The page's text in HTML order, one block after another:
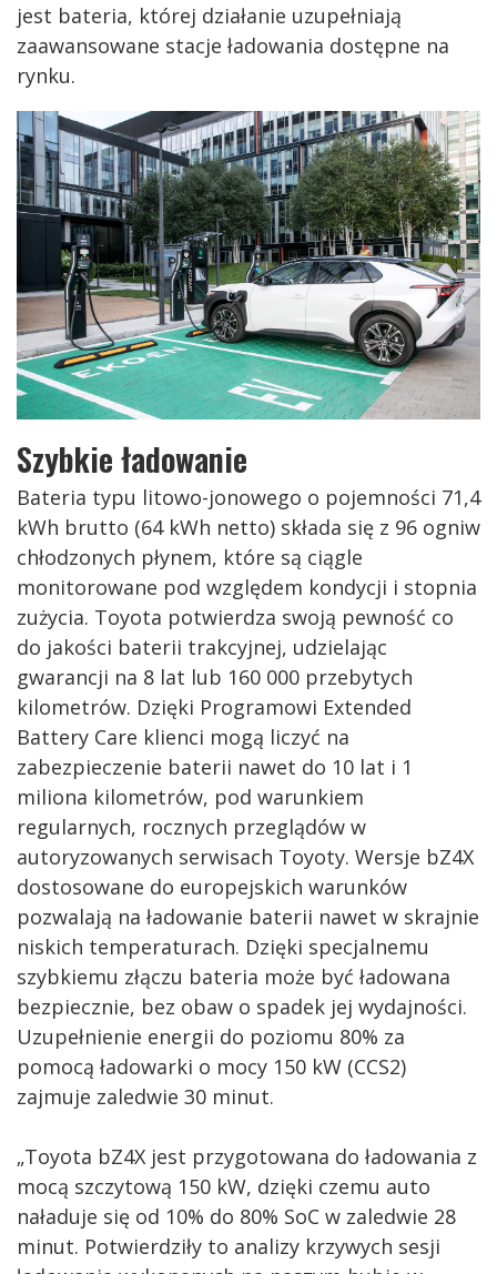
jest bateria, której działanie uzupełniają
zaawansowane stacje ładowania dostępne na
rynku.
Szybkie ładowanie
Bateria typu litowo-jonowego o pojemności 71,4
kWh brutto (64 kWh netto) składa się z 96 ogniw
chłodzonych płynem, które są ciągle
monitorowane pod względem kondycji i stopnia
zużycia. Toyota potwierdza swoją pewność co
do jakości baterii trakcyjnej, udzielając
gwarancji na 8 lat lub 160 000 przebytych
kilometrów. Dzięki Programowi Extended
Battery Care klienci mogą liczyć na
zabezpieczenie baterii nawet do 10 lat i 1
miliona kilometrów, pod warunkiem
regularnych, rocznych przeglądów w
autoryzowanych serwisach Toyoty. Wersje bZ4X
dostosowane do europejskich warunków
pozwalają na ładowanie baterii nawet w skrajnie
niskich temperaturach. Dzięki specjalnemu
szybkiemu złączu bateria może być ładowana
bezpiecznie, bez obaw o spadek jej wydajności.
Uzupełnienie energii do poziomu 80% za
pomocą ładowarki o mocy 150 kW (CCS2)
zajmuje zaledwie 30 minut.
„Toyota bZ4X jest przygotowana do ładowania z
mocą szczytową 150 kW, dzięki czemu auto
naładuje się od 10% do 80% SoC w zaledwie 28
minut. Potwierdziły to analizy krzywych sesji